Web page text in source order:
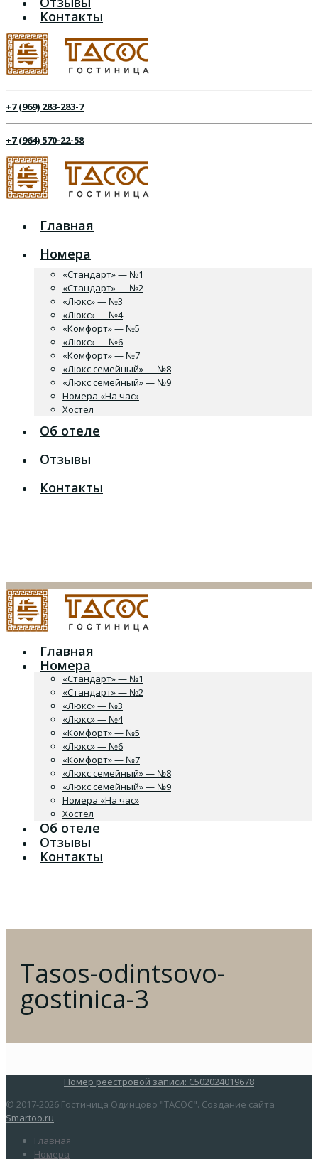
Контакты
+7 (969) 283-283-7
+7 (964) 570-22-58
Главная
Номера
«Стандарт» — №1
«Стандарт» — №2
«Люкс» — №3
«Люкс» — №4
«Комфорт» — №5
«Люкс» — №6
«Комфорт» — №7
«Люкс семейный» — №8
«Люкс семейный» — №9
Номера «На час»
Хостел
Об отеле
Отзывы
Контакты
Главная
Номера
«Стандарт» — №1
«Стандарт» — №2
«Люкс» — №3
«Люкс» — №4
«Комфорт» — №5
«Люкс» — №6
«Комфорт» — №7
«Люкс семейный» — №8
«Люкс семейный» — №9
Номера «На час»
Хостел
Об отеле
Отзывы
Контакты
Tasos-odintsovo-
gostinica-3
Номер реестровой записи: С502024019678
© 2017-2026 Гостиница Одинцово "ТАСОС". Создание сайта
Smartoo.ru.
Главная
Номера